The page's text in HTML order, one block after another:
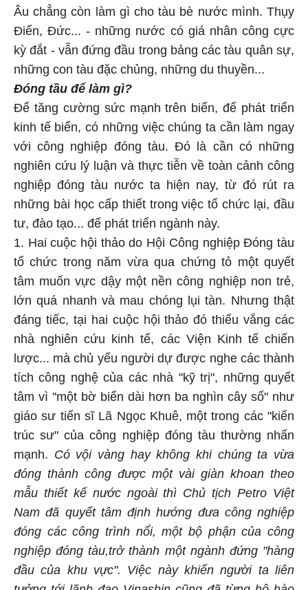
Âu chẳng còn làm gì cho tàu bè nước mình. Thụy
Điển, Đức... - những nước có giá nhân công cực
kỳ đắt - vẫn đứng đầu trong bảng các tàu quân sự,
những con tàu đặc chủng, những du thuyền...
Đóng tầu để làm gì?
Để tăng cường sức mạnh trên biển, để phát triển
kinh tế biển, có những việc chúng ta cần làm ngay
với công nghiệp đóng tàu. Đó là cần có những
nghiên cứu lý luận và thực tiễn về toàn cảnh công
nghiệp đóng tàu nước ta hiện nay, từ đó rút ra
những bài học cấp thiết trong việc tổ chức lại, đầu
tư, đào tạo... để phát triển ngành này.
1. Hai cuộc hội thảo do Hội Công nghiệp Đóng tàu
tổ chức trong năm vừa qua chứng tỏ một quyết
tâm muốn vực dậy một nền công nghiệp non trẻ,
lớn quá nhanh và mau chóng lụi tàn. Nhưng thật
đáng tiếc, tại hai cuộc hội thảo đó thiếu vắng các
nhà nghiên cứu kinh tế, các Viện Kinh tế chiến
lược... mà chủ yếu người dự được nghe các thành
tích công nghệ của các nhà "kỹ trị", những quyết
tâm vì "một bờ biển dài hơn ba nghìn cây số" như
giáo sư tiến sĩ Lã Ngọc Khuê, một trong các "kiến
trúc sư" của công nghiệp đóng tàu thường nhấn
mạnh. Có vội vàng hay không khi chúng ta vừa
đóng thành công được một vài giàn khoan theo
mẫu thiết kế nước ngoài thì Chủ tịch Petro Việt
Nam đã quyết tâm định hướng đưa công nghiệp
đóng các công trình nổi, một bộ phận của công
nghiệp đóng tàu,trở thành một ngành đứng "hàng
đầu của khu vực". Việc này khiến người ta liên